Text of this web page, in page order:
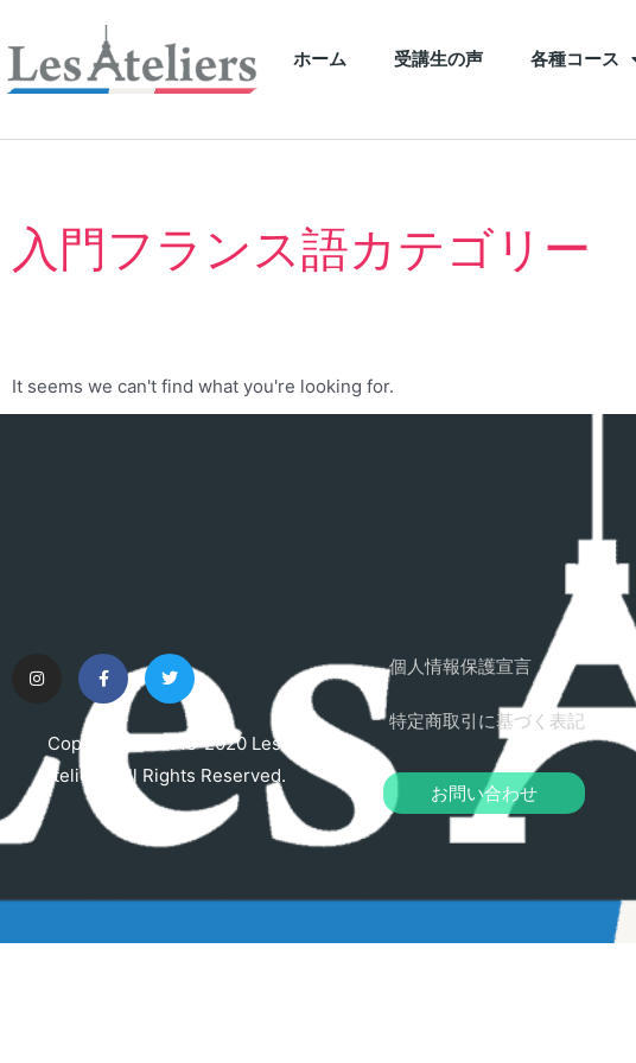
ホーム 受講生の声 各種コース
入門フランス語カテゴリー
It seems we can't find what you're looking for.
Copyright © 2015-2020 Les
Ateliers. All Rights Reserved.
個人情報保護宣言
特定商取引に基づく表記
お問い合わせ